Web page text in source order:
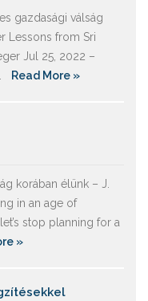
gazdasági válság
Lessons from Sri
Jul 25, 2022 –
Read More »
korában élünk – J.
in an age of
stop planning for a
»